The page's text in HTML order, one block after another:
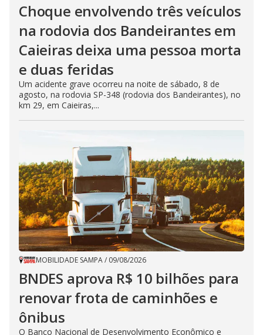
Choque envolvendo três veículos
na rodovia dos Bandeirantes em
Caieiras deixa uma pessoa morta
e duas feridas
Um acidente grave ocorreu na noite de sábado, 8 de
agosto, na rodovia SP-348 (rodovia dos Bandeirantes), no
km 29, em Caieiras,...
MOBILIDADE SAMPA/ 09/08/2026
BNDES aprova R$ 10 bilhões para
renovar frota de caminhões e
ônibus
O Banco Nacional de Desenvolvimento Econômico e